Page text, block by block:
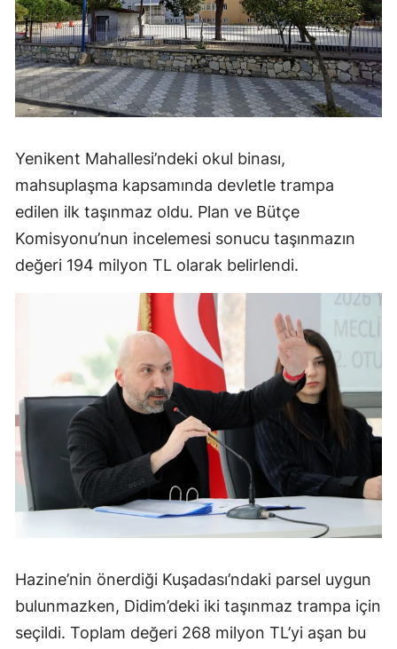
Yenikent Mahallesi’ndeki okul binası,
mahsuplaşma kapsamında devletle trampa
edilen ilk taşınmaz oldu. Plan ve Bütçe
Komisyonu’nun incelemesi sonucu taşınmazın
değeri 194 milyon TL olarak belirlendi.
Hazine’nin önerdiği Kuşadası’ndaki parsel uygun
bulunmazken, Didim’deki iki taşınmaz trampa için
seçildi. Toplam değeri 268 milyon TL’yi aşan bu